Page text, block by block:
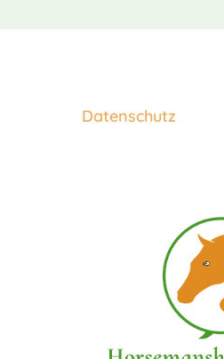
Datenschutz